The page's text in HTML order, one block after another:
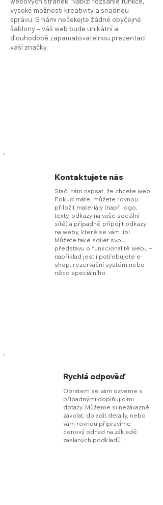
vysoké možnosti kreativity a snadnou
správu. S námi nečekejte žádné obyčejné
šablony – váš web bude unikátní a
dlouhodobě zapamatovatelnou prezentací
vaší značky.
Kontaktujete nás
Stačí nám napsat, že chcete web.
Pokud máte, můžete rovnou
přiložit materiály (např. logo,
texty, odkazy na vaše sociální
sítě) a případně připojit odkazy
na weby, které se vám líbí.
Můžete také sdílet svou
představu o funkcionalitě webu –
například jestli potřebujete e-
shop, rezervační systém nebo
něco speciálního.
Rychlá odpověď
Obratem se vám ozveme s
případnými doplňujícími
dotazy. Můžeme si nezávazně
zavolat, doladit detaily, nebo
vám rovnou připravíme
cenový odhad na základě
zaslaných podkladů.